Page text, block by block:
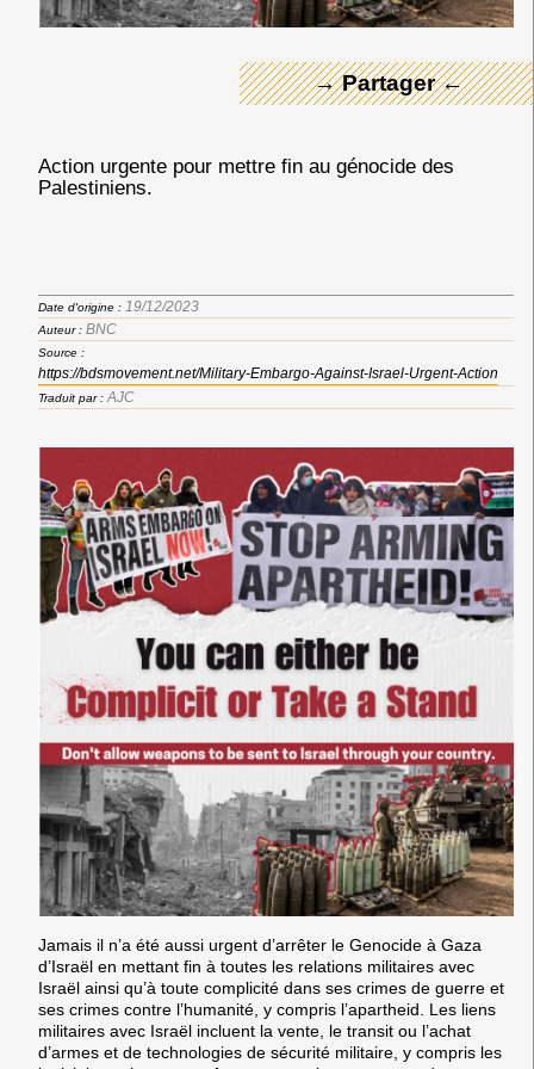
→ Partager ←
Action urgente pour mettre fin au génocide des
Palestiniens.
Date d'origine : 19/12/2023
Auteur : BNC
Source :
https://bdsmovement.net/Military-Embargo-Against-Israel-Urgent-Action
Traduit par :AJC
Jamais il n’a été aussi urgent d’arrêter le Genocide à Gaza
d’Israël en mettant fin à toutes les relations militaires avec
Israël ainsi qu’à toute complicité dans ses crimes de guerre et
ses crimes contre l’humanité, y compris l’apartheid. Les liens
militaires avec Israël incluent la vente, le transit ou l’achat
d’armes et de technologies de sécurité militaire, y compris les